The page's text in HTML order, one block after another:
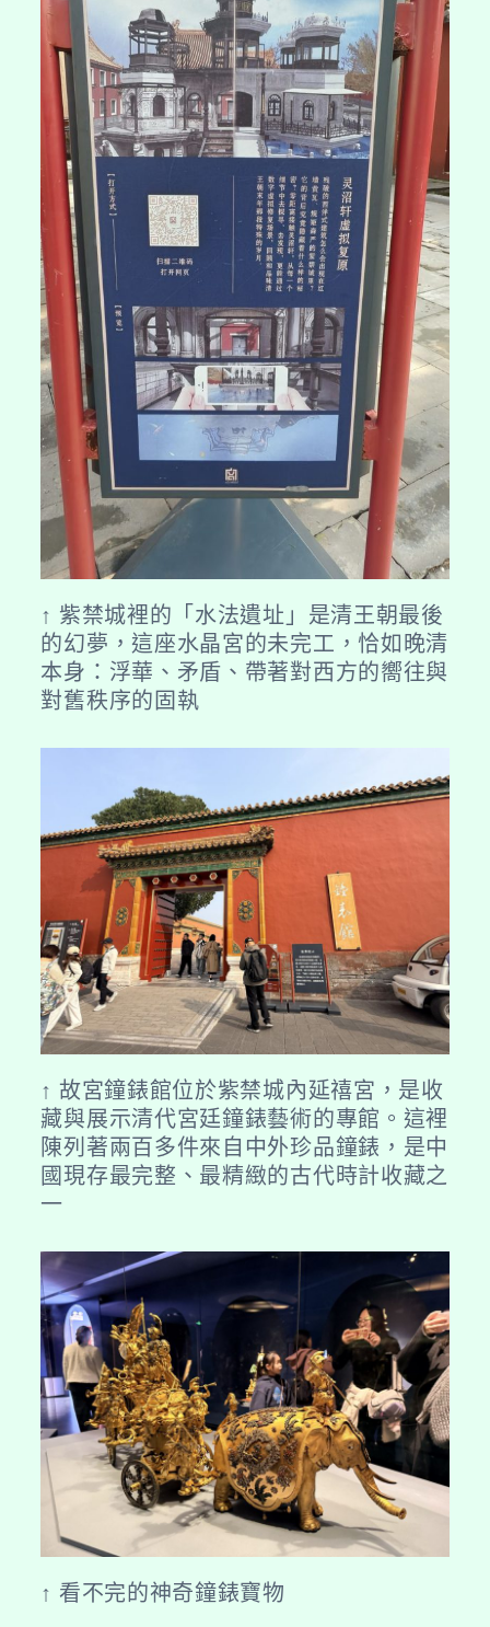
↑ 紫禁城裡的「水法遺址」是清王朝最後
的幻夢，這座水晶宮的未完工，恰如晚清
本身：浮華、矛盾、帶著對西方的嚮往與
對舊秩序的固執
↑ 故宮鐘錶館位於紫禁城內延禧宮，是收
藏與展示清代宮廷鐘錶藝術的專館。這裡
陳列著兩百多件來自中外珍品鐘錶，是中
國現存最完整、最精緻的古代時計收藏之
一
↑ 看不完的神奇鐘錶寶物